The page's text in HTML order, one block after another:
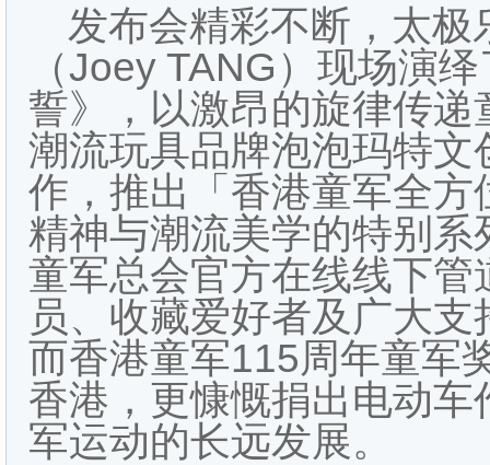
发布会精彩不断，太
（Joey TANG）现场演
誓》，以激昂的旋律传
潮流玩具品牌泡泡玛特
作，推出「香港童军全
精神与潮流美学的特别
童军总会官方在线线下
员、收藏爱好者及广大
而香港童军115周年童军
香港，更慷慨捐出电动
军运动的长远发展。